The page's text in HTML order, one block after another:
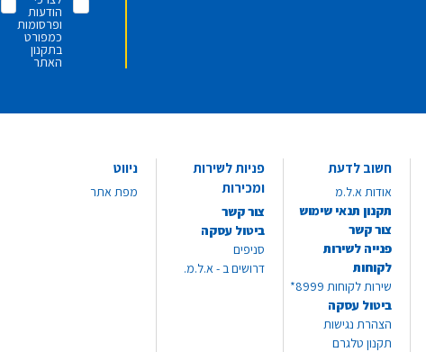
הודעות
ופרסומות
כמפורט
בתקנון
האתר
חשוב לדעת
אודות א.ל.מ
תקנון תנאי שימוש
צור קשר
פנייה לשירות
לקוחות
שירות לקוחות 8999*
ביטול עסקה
הצהרת נגישות
תקנון טלגרם
פניות לשירות
ומכירות
צור קשר
ביטול עסקה
סניפים
דרושים ב - א.ל.מ.
ניווט
מפת אתר